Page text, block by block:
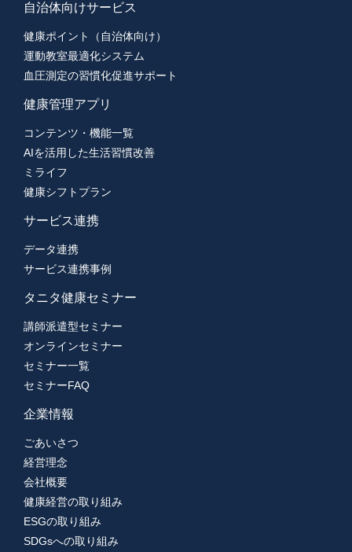
自治体向けサービス
健康ポイント（自治体向け）
運動教室最適化システム
血圧測定の習慣化促進サポート
健康管理アプリ
コンテンツ・機能一覧
AIを活用した生活習慣改善
ミライフ
健康シフトプラン
サービス連携
データ連携
サービス連携事例
タニタ健康セミナー
講師派遣型セミナー
オンラインセミナー
セミナー一覧
セミナーFAQ
企業情報
ごあいさつ
経営理念
会社概要
健康経営の取り組み
ESGの取り組み
SDGsへの取り組み